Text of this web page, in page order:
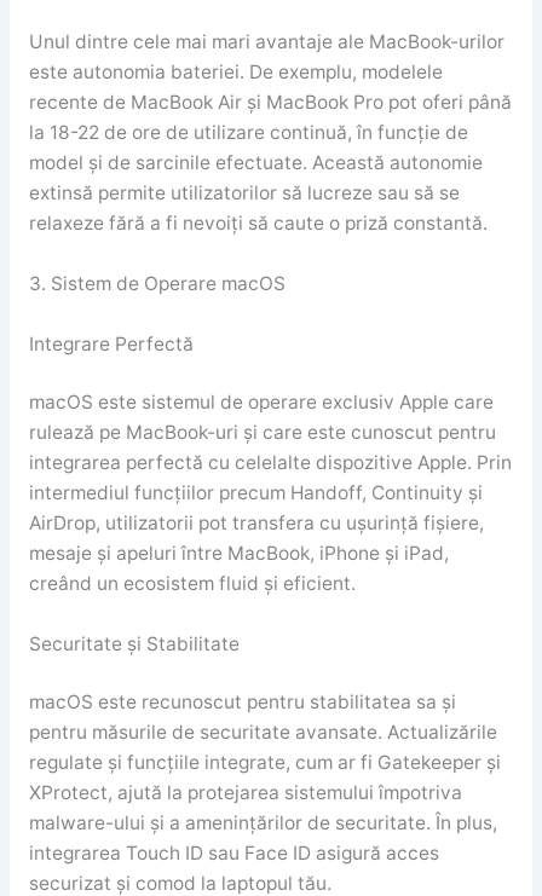
Unul dintre cele mai mari avantaje ale MacBook-urilor
este autonomia bateriei. De exemplu, modelele
recente de MacBook Air și MacBook Pro pot oferi până
la 18-22 de ore de utilizare continuă, în funcție de
model și de sarcinile efectuate. Această autonomie
extinsă permite utilizatorilor să lucreze sau să se
relaxeze fără a fi nevoiți să caute o priză constantă.
3. Sistem de Operare macOS
Integrare Perfectă
macOS este sistemul de operare exclusiv Apple care
rulează pe MacBook-uri și care este cunoscut pentru
integrarea perfectă cu celelalte dispozitive Apple. Prin
intermediul funcțiilor precum Handoff, Continuity și
AirDrop, utilizatorii pot transfera cu ușurință fișiere,
mesaje și apeluri între MacBook, iPhone și iPad,
creând un ecosistem fluid și eficient.
Securitate și Stabilitate
macOS este recunoscut pentru stabilitatea sa și
pentru măsurile de securitate avansate. Actualizările
regulate și funcțiile integrate, cum ar fi Gatekeeper și
XProtect, ajută la protejarea sistemului împotriva
malware-ului și a amenințărilor de securitate. În plus,
integrarea Touch ID sau Face ID asigură acces
securizat și comod la laptopul tău.